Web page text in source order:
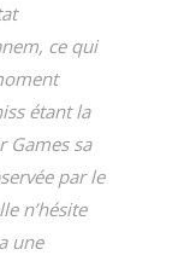
ce qui
étant la
Games sa
par le
n’hésite
une